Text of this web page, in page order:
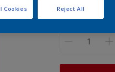
Aantal
Reject All
Cookies